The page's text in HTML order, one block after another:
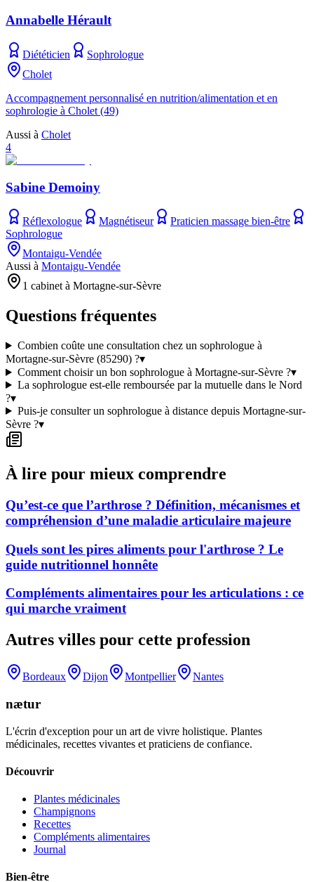
Annabelle Hérault
Diététicien
Sophrologue
Cholet
Accompagnement personnalisé en nutrition/alimentation et en
sophrologie à Cholet (49)
Aussi à Cholet
4
Sabine Demoiny
Réflexologue Magnétiseur
Praticien massage bien-être
Sophrologue
Montaigu-Vendée
Aussi à Montaigu-Vendée
1 cabinet à Mortagne-sur-Sèvre
Questions fréquentes
Combien coûte une consultation chez un sophrologue à
Mortagne-sur-Sèvre (85290) ?▾
Comment choisir un bon sophrologue à Mortagne-sur-Sèvre ?▾
La sophrologue est-elle remboursée par la mutuelle dans le Nord
?▾
Puis-je consulter un sophrologue à distance depuis Mortagne-sur-
Sèvre ?▾
À lire pour mieux comprendre
Qu’est-ce que l’arthrose ? Définition, mécanismes et
compréhension d’une maladie articulaire majeure
Quels sont les pires aliments pour l'arthrose ? Le
guide nutritionnel honnête
Compléments alimentaires pour les articulations : ce
qui marche vraiment
Autres villes pour cette profession
Bordeaux Dijon Montpellier Nantes
nætur
L'écrin d'exception pour un art de vivre holistique. Plantes
médicinales, recettes vivantes et praticiens de confiance.
Découvrir
Plantes médicinales
Champignons
Recettes
Compléments alimentaires
Journal
Bien-être